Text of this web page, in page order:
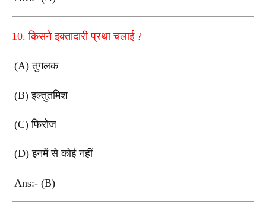
10.किसने इक्तादारी प्रथा चलाई ?
(A)तुगलक
(B)इल्तुतमिश
(C)फिरोज
(D)इनमें से कोई नहीं
Ans:- (B)